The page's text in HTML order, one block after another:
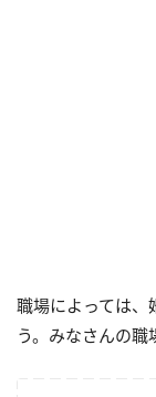
職場によっては、
う。みなさんの職